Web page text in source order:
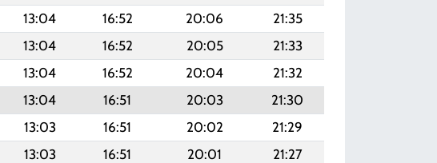
13:04 16:52 20:06
21:35
13:04 16:52 20:05
21:33
13:04 16:52 20:04
21:32
13:04 16:51 20:03
21:30
13:03 16:51 20:02
21:29
13:03 16:51 20:01
21:27